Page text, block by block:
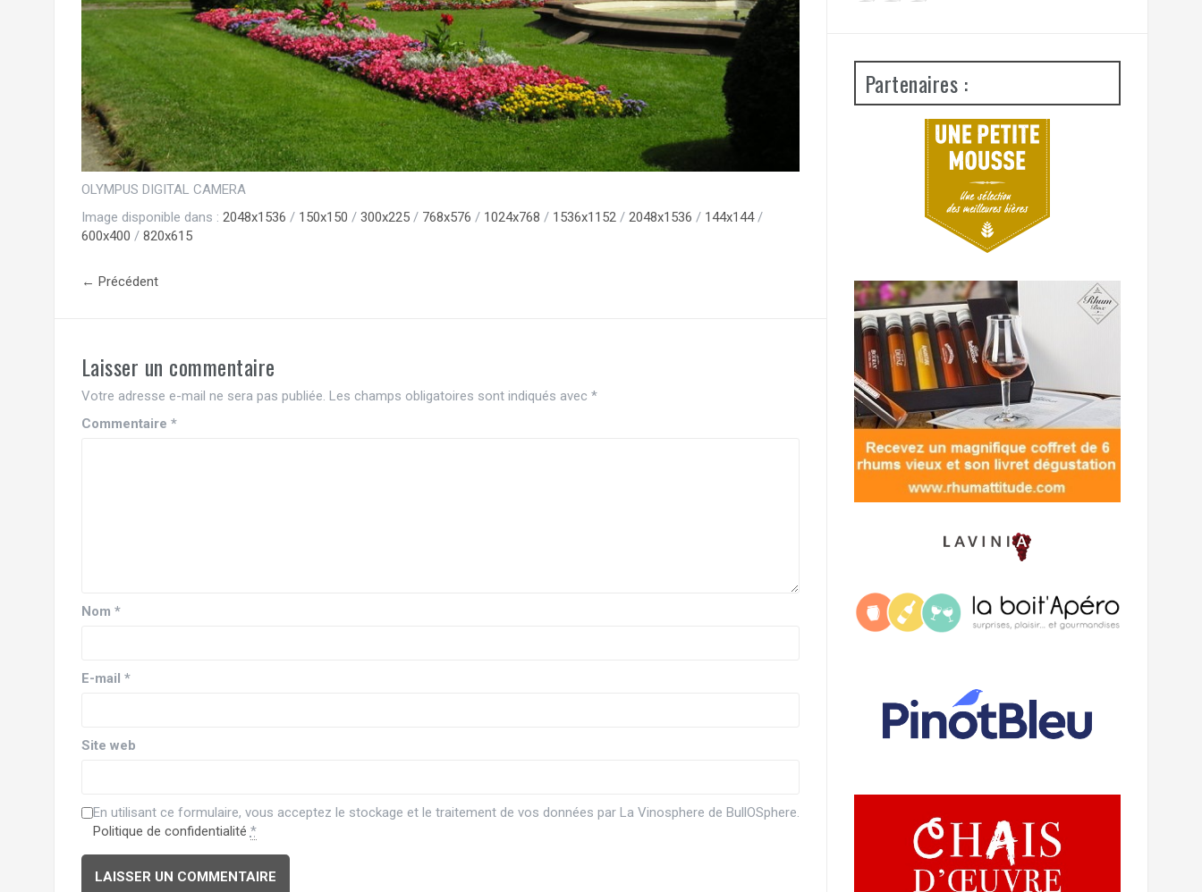
OLYMPUS DIGITAL CAMERA
Image disponible dans : 2048x1536 / 150x150 / 300x225/ 768x576 / 1024x768 / 1536x1152/ 2048x1536 / 144x144/
600x400 / 820x615
← Précédent
Laisser un commentaire
Votre adresse e-mail ne sera pas publiée. Les champs obligatoires sont indiqués avec *
Commentaire *
Nom *
E-mail *
Site web
En utilisant ce formulaire, vous acceptez le stockage et le traitement de vos données par La Vinosphere de BullOSphere.
Politique de confidentialité *
Partenaires :